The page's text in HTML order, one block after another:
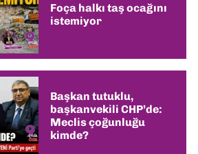
Foça halkı taş ocağını
istemiyor
Başkan tutuklu,
başkanvekili CHP’de:
Meclis çoğunluğu
kimde?